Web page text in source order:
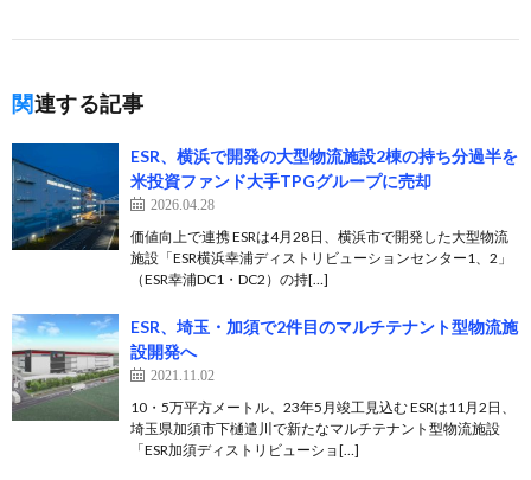
関連する記事
ESR、横浜で開発の大型物流施設2棟の持ち分過半を
米投資ファンド大手TPGグループに売却
2026.04.28
価値向上で連携 ESRは4月28日、横浜市で開発した大型物流
施設「ESR横浜幸浦ディストリビューションセンター1、2」
（ESR幸浦DC1・DC2）の持[…]
ESR、埼玉・加須で2件目のマルチテナント型物流施
設開発へ
2021.11.02
10・5万平方メートル、23年5月竣工見込む ESRは11月2日、
埼玉県加須市下樋遣川で新たなマルチテナント型物流施設
「ESR加須ディストリビューショ[…]